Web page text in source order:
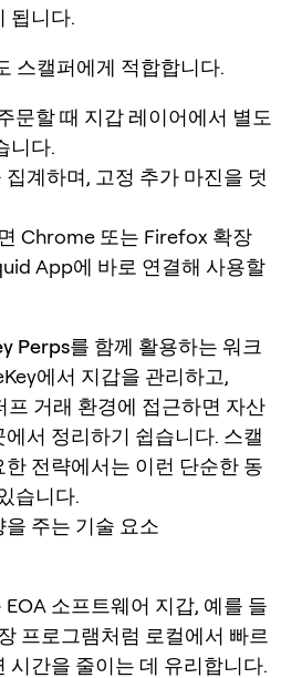
됩니다.
스캘퍼에게 적합합니다.
문할 때 지갑 레이어에서 별도
니다.
계하며, 고정 추가 마진을 덧
Chrome 또는 Firefox 확장
App에 바로 연결해 사용할
Perps를 함께 활용하는 워크
에서 지갑을 관리하고,
프 거래 환경에 접근하면 자산
서 정리하기 쉽습니다. 스캘
전략에서는 이런 단순한 동
습니다.
주는 기술 요소
소프트웨어 지갑, 예를 들
프로그램처럼 로컬에서 빠르
시간을 줄이는 데 유리합니다.